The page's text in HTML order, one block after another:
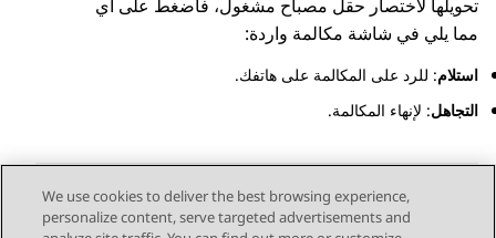
تحويلها لاختصار حقل مصباح مشغول، فاضغط على أي
مما يلي في شاشة مكالمة واردة:
استلام: للرد على المكالمة على هاتفك.
التجاهل: لإنهاء المكالمة.
Send Feedback
We use cookies to deliver the best browsing experience,
personalize content, serve targeted advertisements and